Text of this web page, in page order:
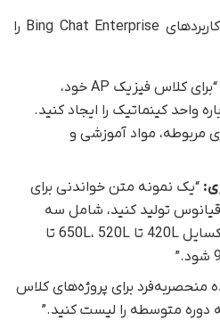
مایکروسافت نمونه‌هایی از کاربردهای Bing Chat Enterprise را
“برای کلاس فیزیک AP خود،
واحد کینماتیک را ایجاد کنید.
مربوطه، مواد آموزشی و
“یک نمونه متن خواندنی برای
تولید کنید، شامل سه
نسخه برای سطوح لکسایل 420L تا 650L، 520L تا
ایده منحصربه‌فرد برای پروژه‌های کلاس
دوره متوسطه را لیست کنید.”